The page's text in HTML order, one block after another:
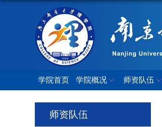
学院首页 学院概况 师资队伍
师资队伍